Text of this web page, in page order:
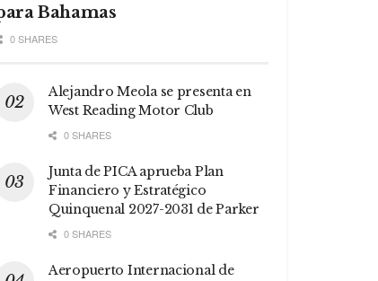
Bahamas
0 SHARES
Alejandro Meola se presenta en
West Reading Motor Club
0 SHARES
Junta de PICA aprueba Plan
Financiero y Estratégico
Quinquenal 2027-2031 de Parker
0 SHARES
Aeropuerto Internacional de